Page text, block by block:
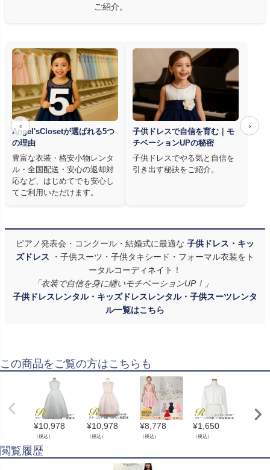
ご紹介。
‹ ›
Angel'sClosetが選ばれる5つ
の理由
豊富な衣装・格安小物レンタ
ル・全国配送・安心の返却対
応など、はじめてでも安心し
てご利用いただけます。
子供ドレスで自信を育む｜モ
チベーションUPの秘密
子供ドレスでやる気と自信を
引き出す秘訣をご紹介。
ピアノ発表会・コンクール・結婚式に最適な 子供ドレス・キッ
ズドレス
・子供スーツ・子供タキシード・フォーマル衣装をト
ータルコーディネイト！
「衣装で自信を身に纏いモチベーションUP！」
子供ドレスレンタル・キッズドレスレンタル・子供スーツレンタ
ル一覧はこちら
この商品をご覧の方はこちらも
¥10,978
（税込）
¥10,978
（税込）
¥8,778
（税込）
¥1,650
（税込）
閲覧履歴